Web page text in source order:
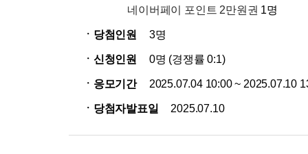
네이버페이 포인트 2만원권 1명
ㆍ당첨인원 3명
ㆍ신청인원 0명 (경쟁률 0:1)
ㆍ응모기간 2025.07.04 10:00 ~ 2025.07.10
ㆍ당첨자발표일 2025.07.10